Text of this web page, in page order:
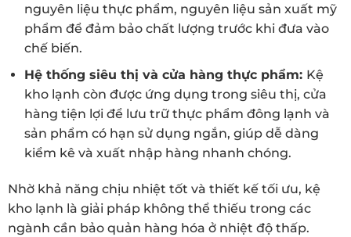
nguyên liệu thực phẩm, nguyên liệu sản xuất mỹ
phẩm để đảm bảo chất lượng trước khi đưa vào
chế biến.
Hệ thống siêu thị và cửa hàng thực phẩm: Kệ
kho lạnh còn được ứng dụng trong siêu thị, cửa
hàng tiện lợi để lưu trữ thực phẩm đông lạnh và
sản phẩm có hạn sử dụng ngắn, giúp dễ dàng
kiểm kê và xuất nhập hàng nhanh chóng.
Nhờ khả năng chịu nhiệt tốt và thiết kế tối ưu, kệ
kho lạnh là giải pháp không thể thiếu trong các
ngành cần bảo quản hàng hóa ở nhiệt độ thấp.